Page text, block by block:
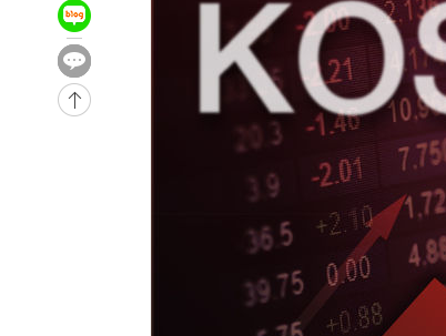
-19153초 전 >
민주 콩고 에볼라환자 4천명 돌파, 4053명 발생
-18403초 전 >
[속보]'300억원대 사기 혐의' 차가원 대표 구속
-17597초 전 >
"미 전국적 살모네라 식중독 원인은 멕시코산 할
-16110초 전 >
[속보]경찰·노동부, HL만도 평택사업장 끼임 사
[속보]합수본, '투표율 허위 입력' 중앙·서울·경
[속보]원·달러 환율, 오전 9시 1423.8원
[속보]삼성전자·SK하이닉스 동반 강보합…1%대
[속보]코스닥, 5.95포인트(0.74%) 상승한
[속보]코스피, 6300선 재탈환…1.09% 오른
시리아 다마스쿠스 교외에서 미니버스 폭발.. 14
입추에도 극한더위…서울 낮 39도 '폭염중대경보'